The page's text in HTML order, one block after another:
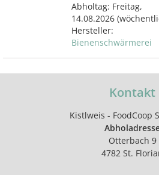
Abholtag: Freitag,
14.08.2026
Hersteller:
Bienenschwärmerei
Kontakt
Kistlweis - FoodCoop
Otterbach 9
4782 St.